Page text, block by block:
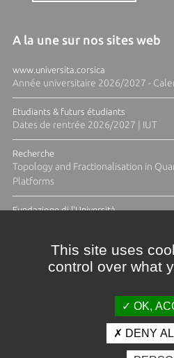
A la une sur nos sites web
www.universita.corsica
Année universitaire 2026/2027 -
Etudiants & futurs étudiants
Dates de rentrée 2026/2027 | IUT
Recherche
Topology and Fractionalisation in
Platforms
Fundazione di l'Università
Crédits et mentions légales
This site uses
control over what
OK,
DENY